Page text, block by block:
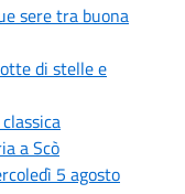
sere tra buona
di stelle e
a Scò
5 agosto